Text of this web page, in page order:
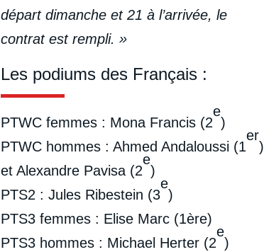
départ dimanche et 21 à l’arrivée, le
contrat est rempli. »
Les podiums des Français :
PTWC femmes : Mona Francis (2
e
)
PTWC hommes : Ahmed Andaloussi (1
er
)
et Alexandre Pavisa (2
e
)
PTS2 : Jules Ribestein (3
e
)
PTS3 femmes : Elise Marc (1ère)
PTS3 hommes : Michael Herter (2
e
)